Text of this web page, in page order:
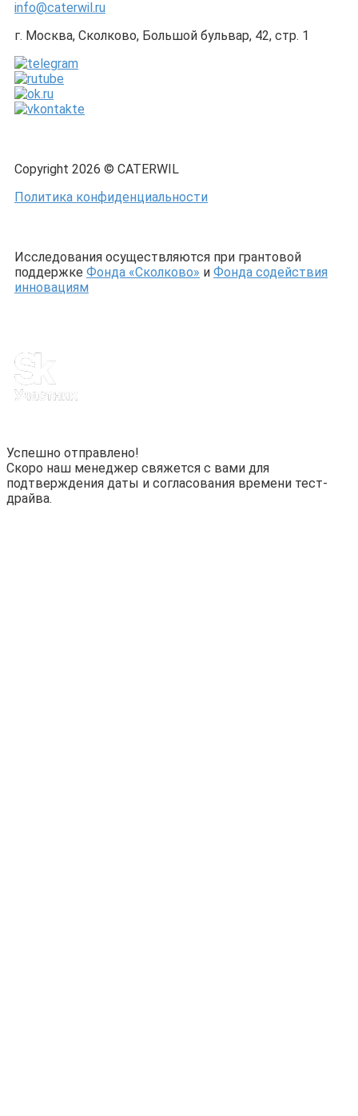
info@caterwil.ru
г. Москва, Сколково, Большой бульвар, 42, стр. 1
Copyright 2026 © CATERWIL
Политика конфиденциальности
Исследования осуществляются при грантовой
поддержке Фонда «Сколково» и Фонда содействия
инновациям
Успешно отправлено!
Скоро наш менеджер свяжется с вами для
подтверждения даты и согласования времени тест-
драйва.